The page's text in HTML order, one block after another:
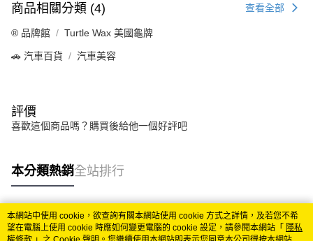
商品相關分類 (4) 查看全部
®️ 品牌館 Turtle Wax 美國龜牌
🚗 汽車百貨 汽車美容
評價
喜歡這個商品嗎？購買後給他一個好評吧
本分類熱銷全站排行
熱門標籤
本網站中使用 cookie，欲查詢有關本網站使用 cookie 方式之詳情，及若您不希
望在電腦上使用 cookie 時應如何變更電腦的 cookie 設定，請參閱本網站「 隱私